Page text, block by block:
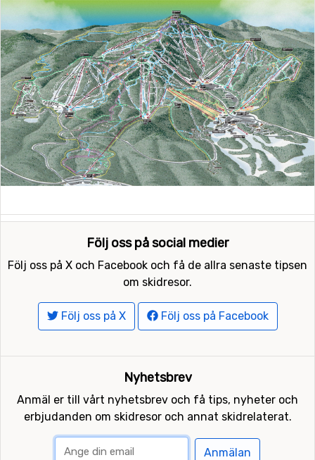
Följ oss på social medier
Följ oss på X och Facebook och få de allra senaste tipsen
om skidresor.
Följ oss på X Följ oss på Facebook
Nyhetsbrev
Anmäl er till vårt nyhetsbrev och få tips, nyheter och
erbjudanden om skidresor och annat skidrelaterat.
Anmälan